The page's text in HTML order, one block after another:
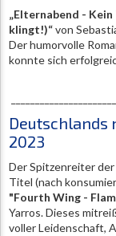
„Elternabend -
klingt!)“von
Der humorvolle
konnte sich
Deutschlands
2023
Der Spitzenreiter
Titel (nach
"Fourth Wing -
Yarros. Dieses
voller Leidenschaft,